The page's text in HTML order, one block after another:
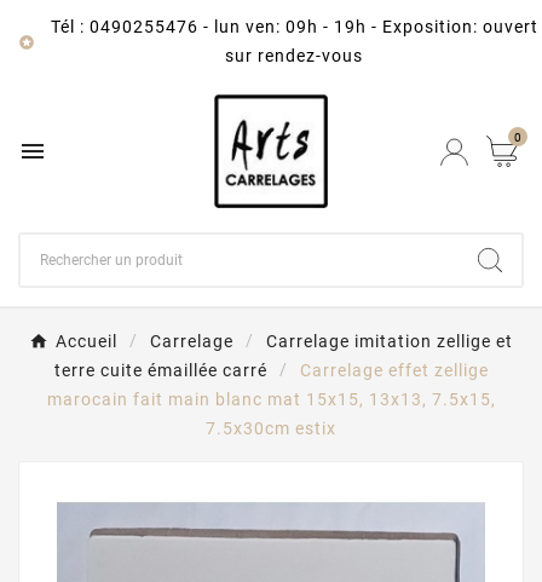

Tél : 0490255476 -
lun ven: 09h - 19h - Exposition: ouvert
sur rendez-vous
 0
Accueil Carrelage
Carrelage imitation zellige et
terre cuite émaillée carré
Carrelage effet zellige
marocain fait main blanc mat 15x15, 13x13, 7.5x15,
7.5x30cm estix